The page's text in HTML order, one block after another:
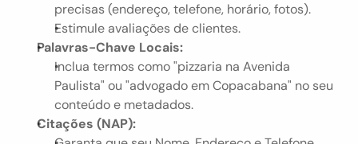
precisas (endereço, telefone, horário, fotos).
Estimule avaliações de clientes.
Palavras-Chave Locais:
Inclua termos como "pizzaria na Avenida
Paulista" ou "advogado em Copacabana" no seu
conteúdo e metadados.
Citações (NAP):